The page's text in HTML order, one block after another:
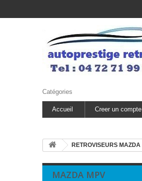
Catégories
Accueil Creer un compte
RETROVISEURS MAZDA
MAZDA MPV